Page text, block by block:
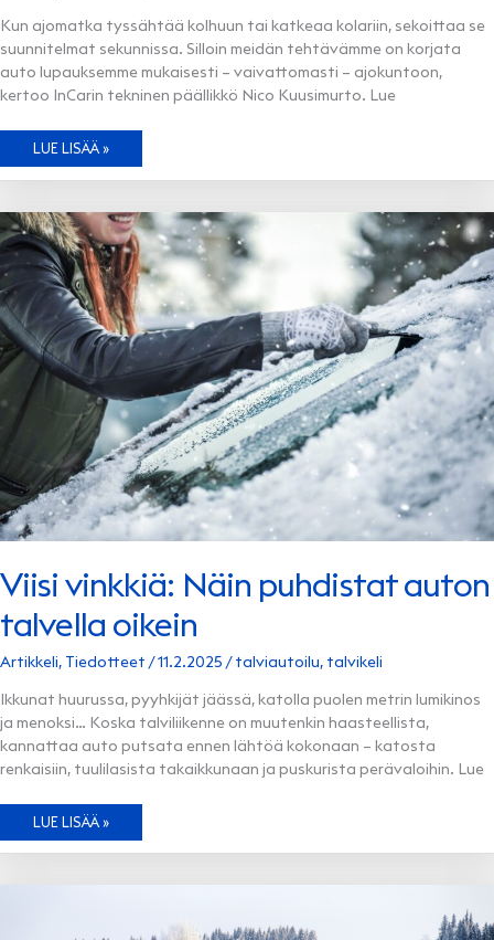
Kun ajomatka tyssähtää kolhuun tai katkeaa kolariin, sekoittaa se
suunnitelmat sekunnissa. Silloin meidän tehtävämme on korjata
auto lupauksemme mukaisesti – vaivattomasti – ajokuntoon,
kertoo InCarin tekninen päällikkö Nico Kuusimurto. Lue
VAURIOKORJAAMO
–
LUE LISÄÄ »
Viisi vinkkiä: Näin puhdistat auton
talvella oikein
Artikkeli, Tiedotteet /11.2.2025 /talviautoilu, talvikeli
Ikkunat huurussa, pyyhkijät jäässä, katolla puolen metrin lumikinos
ja menoksi… Koska talviliikenne on muutenkin haasteellista,
kannattaa auto putsata ennen lähtöä kokonaan – katosta
renkaisiin, tuulilasista takaikkunaan ja puskurista perävaloihin. Lue
VIISI
NÄIN
LUE LISÄÄ »